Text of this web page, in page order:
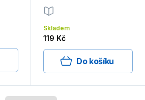
Skladem
119 Kč
Do košíku